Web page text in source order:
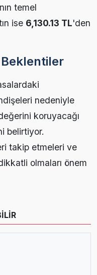
temel
ise 6,130.13 TL'den
nedeniyle
koruyacağı
belirtiyor.
takip etmeleri ve
olmaları önem